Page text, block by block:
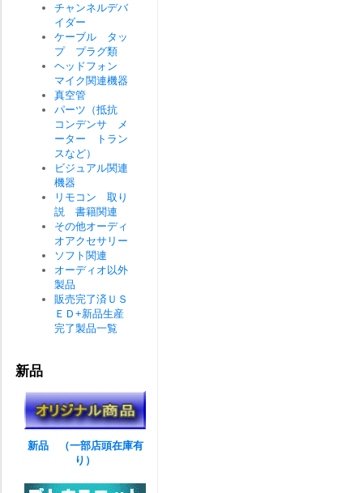
チャンネルデバ
イダー
ケーブル タッ
プ プラグ類
ヘッドフォン
マイク関連機器
真空管
パーツ（抵抗
コンデンサ メ
ーター トラン
スなど）
ビジュアル関連
機器
リモコン 取り
説 書籍関連
その他オーディ
オアクセサリー
ソフト関連
オーディオ以外
製品
販売完了済ＵＳ
ＥＤ+新品生産
完了製品一覧
新品
新品 （一部店頭在庫有
り）